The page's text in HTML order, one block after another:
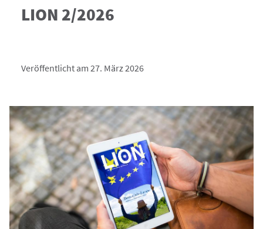
LION 2/2026
Veröffentlicht am 27. März 2026